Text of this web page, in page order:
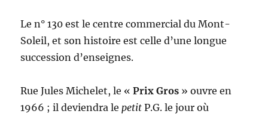
Le n° 130 est le centre commercial du Mont-
Soleil, et son histoire est celle d’une longue
succession d’enseignes.
Rue Jules Michelet, le «Prix Gros » ouvre en
1966 ; il deviendra le petit P.G. le jour où